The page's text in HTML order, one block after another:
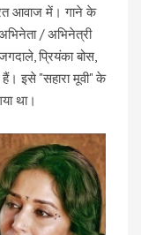
आवाज में। गाने के
/ अभिनेत्री
जगदाले, प्रियंका बोस,
हैं। इसे "सहारा मूवी" के
था।